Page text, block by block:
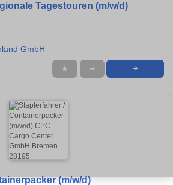
Tagestouren (m/w/d)
GmbH
★ ➦ ➜
(m/w/d)